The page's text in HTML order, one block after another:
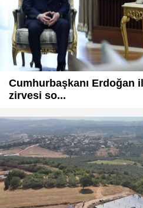
Cumhurbaşkanı Erdoğan
zirvesi so...